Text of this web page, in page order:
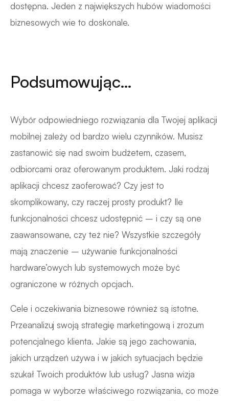
dostępna. Jeden z największych hubów wiadomości
biznesowych wie to doskonale.
Podsumowując…
Wybór odpowiedniego rozwiązania dla Twojej aplikacji
mobilnej zależy od bardzo wielu czynników. Musisz
zastanowić się nad swoim budżetem, czasem,
odbiorcami oraz oferowanym produktem. Jaki rodzaj
aplikacji chcesz zaoferować? Czy jest to
skomplikowany, czy raczej prosty produkt? Ile
funkcjonalności chcesz udostępnić – i czy są one
zaawansowane, czy też nie? Wszystkie szczegóły
mają znaczenie – używanie funkcjonalności
hardware’owych lub systemowych może być
ograniczone w różnych opcjach.
Cele i oczekiwania biznesowe również są istotne.
Przeanalizuj swoją strategię marketingową i zrozum
potencjalnego klienta. Jakie są jego zachowania,
jakich urządzeń używa i w jakich sytuacjach będzie
szukał Twoich produktów lub usług? Jasna wizja
pomaga w wyborze właściwego rozwiązania, co może